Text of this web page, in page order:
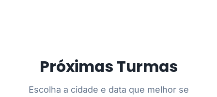
Próximas Turmas
Escolha a cidade e data que melhor se